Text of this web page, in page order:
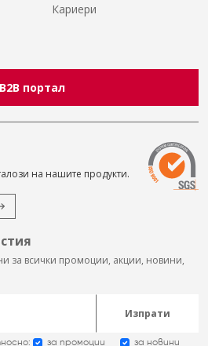
Кариери
B2B портал
на нашите продукти.
за всички промоции, акции, новини,
Изпрати
за промоции за новини